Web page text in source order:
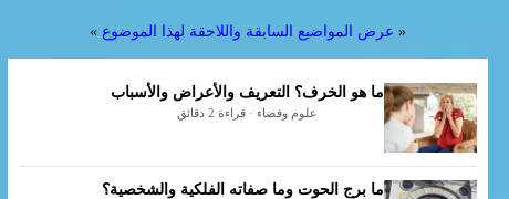
« عرض المواضيع السابقة واللاحقة لهذا الموضوع »
ما هو الخرف؟ التعريف والأعراض والأسباب
علوم وفضاء · قراءة 2 دقائق
ما برج الحوت وما صفاته الفلكية والشخصية؟